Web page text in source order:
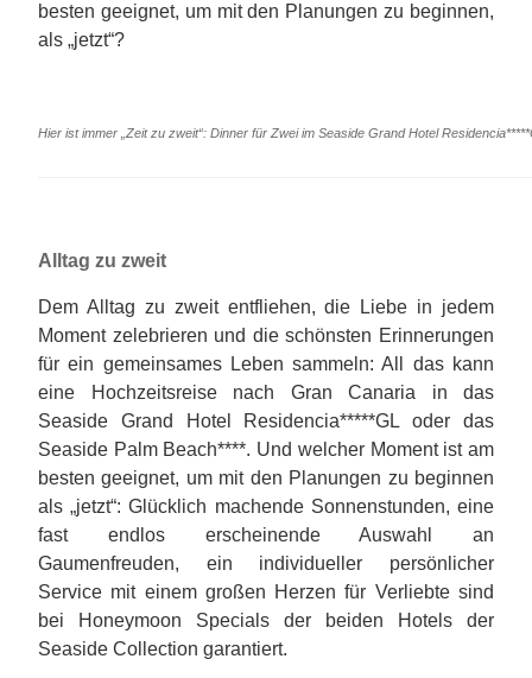
besten geeignet, um mit den Planungen zu beginnen,
als „jetzt“?
Hier ist immer „Zeit zu zweit“: Dinner für Zwei im Seaside Grand Hotel
Alltag zu zweit
Dem Alltag zu zweit entfliehen, die Liebe in jedem
Moment zelebrieren und die schönsten Erinnerungen
für ein gemeinsames Leben sammeln: All das kann
eine Hochzeitsreise nach Gran Canaria in das
Seaside Grand Hotel Residencia*****GL oder das
Seaside Palm Beach****. Und welcher Moment ist am
besten geeignet, um mit den Planungen zu beginnen
als „jetzt“: Glücklich machende Sonnenstunden, eine
fast endlos erscheinende Auswahl an
Gaumenfreuden, ein individueller persönlicher
Service mit einem großen Herzen für Verliebte sind
bei Honeymoon Specials der beiden Hotels der
Seaside Collection garantiert.